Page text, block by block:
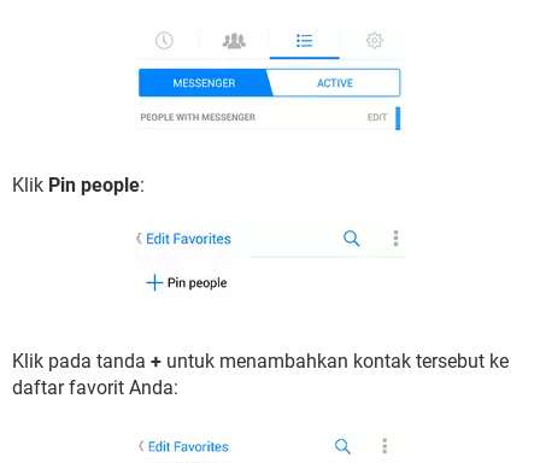
Klik Pin people:
Klik pada tanda + untuk menambahkan kontak tersebut ke
daftar favorit Anda: